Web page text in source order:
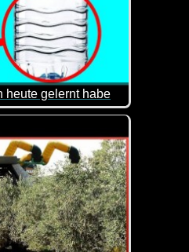
heute gelernt habe
wieso manche Dinge so